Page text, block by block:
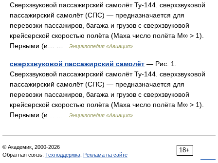
Сверхзвуковой пассажирский самолёт Ту‑144. сверхзвуковой
пассажирский самолёт (СПС) — предназначается для
перевозки пассажиров, багажа и грузов с сверхзвуковой
крейсерской скоростью полёта (Маха число полёта M∞ > 1).
Первыми (и… …
Энциклопедия «Авиация»
сверхзвуковой пассажирский самолёт — Рис. 1.
Сверхзвуковой пассажирский самолёт Ту‑144. сверхзвуковой
пассажирский самолёт (СПС) — предназначается для
перевозки пассажиров, багажа и грузов с сверхзвуковой
крейсерской скоростью полёта (Маха число полёта M∞ > 1).
Первыми (и… …
Энциклопедия «Авиация»
18+
© Академик, 2000-2026
Обратная связь: Техподдержка Реклама на сайте